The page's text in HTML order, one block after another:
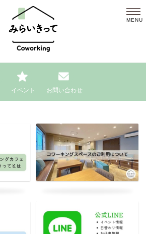
イベント お問い合わせ